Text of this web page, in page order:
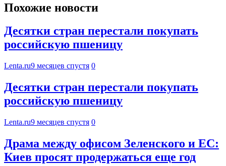
Похожие новости
Десятки стран перестали покупать
российскую пшеницу
Lenta.ru9 месяцев спустя 0
Десятки стран перестали покупать
российскую пшеницу
Lenta.ru9 месяцев спустя 0
Драма между офисом Зеленского и ЕС:
Киев просят продержаться еще год